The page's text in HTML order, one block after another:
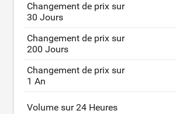
Changement de prix sur
30 Jours
Changement de prix sur
200 Jours
Changement de prix sur
1 An
Volume sur 24 Heures